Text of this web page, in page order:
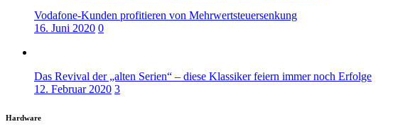
Vodafone-Kunden profitieren von Mehrwertsteuersenkung
16. Juni 2020 0
Das Revival der „alten Serien“ – diese Klassiker feiern immer noch Erfolge
12. Februar 2020 3
Hardware